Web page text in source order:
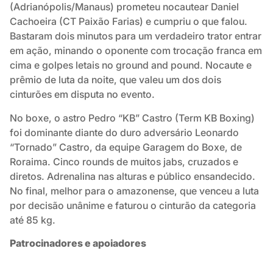
(Adrianópolis/Manaus) prometeu nocautear Daniel
Cachoeira (CT Paixão Farias) e cumpriu o que falou.
Bastaram dois minutos para um verdadeiro trator entrar
em ação, minando o oponente com trocação franca em
cima e golpes letais no ground and pound. Nocaute e
prêmio de luta da noite, que valeu um dos dois
cinturões em disputa no evento.
No boxe, o astro Pedro “KB” Castro (Term KB Boxing)
foi dominante diante do duro adversário Leonardo
“Tornado” Castro, da equipe Garagem do Boxe, de
Roraima. Cinco rounds de muitos jabs, cruzados e
diretos. Adrenalina nas alturas e público ensandecido.
No final, melhor para o amazonense, que venceu a luta
por decisão unânime e faturou o cinturão da categoria
até 85 kg.
Patrocinadores e apoiadores